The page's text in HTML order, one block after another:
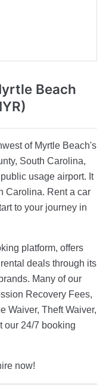
Beach
of Myrtle Beach's
South Carolina,
usage airport. It
Carolina. Rent a car
to your journey in
platform, offers
deals through its
Many of our
Recovery Fees,
Waiver, Theft Waiver,
our 24/7 booking
now!